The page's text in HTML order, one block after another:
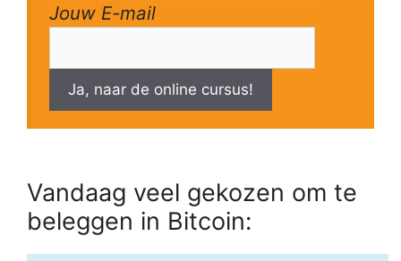
Jouw E-mail
Ja, naar de online cursus!
Vandaag veel gekozen om te
beleggen in Bitcoin: